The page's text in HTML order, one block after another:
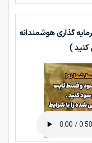
گذاری هوشمندانه
)